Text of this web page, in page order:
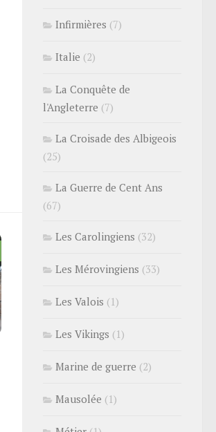
Infirmières (7)
Italie (2)
La Conquête de
l'Angleterre (7)
La Croisade des Albigeois
(25)
La Guerre de Cent Ans
(67)
Les Carolingiens (32)
Les Mérovingiens (33)
Les Valois (1)
Les Vikings (1)
Marine de guerre (2)
Mausolée (1)